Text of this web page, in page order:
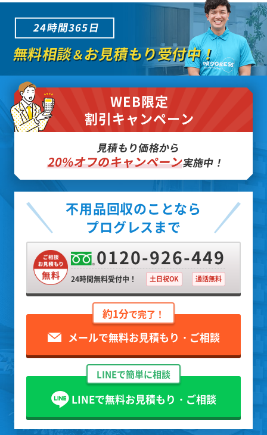
24時間365日
無料相談＆お見積もり受付中！
WEB限定
割引キャンペーン
見積もり価格から
20%オフのキャンペーン実施中！
不用品回収のことなら
プログレスまで
0120-926-449
24時間無料受付中！ 土日祝OK 通話無料
約1分で完了！
メールで無料お見積もり・ご相談
LINEで簡単に相談
LINEで無料お見積もり・ご相談